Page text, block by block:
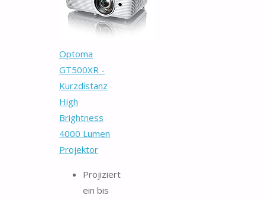
Optoma
GT500XR -
Kurzdistanz
High
Brightness
4000 Lumen
Projektor
Projiziert
ein bis